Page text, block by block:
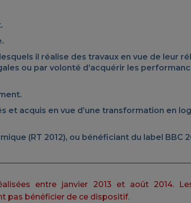
il réalise des travaux en vue de leur
ou par volonté d’acquérir les
et acquis en vue d’une transformation en
(RT 2012), ou bénéficiant du label BBC
entre janvier 2013 et août 2014.
pas bénéficier de ce dispositif.